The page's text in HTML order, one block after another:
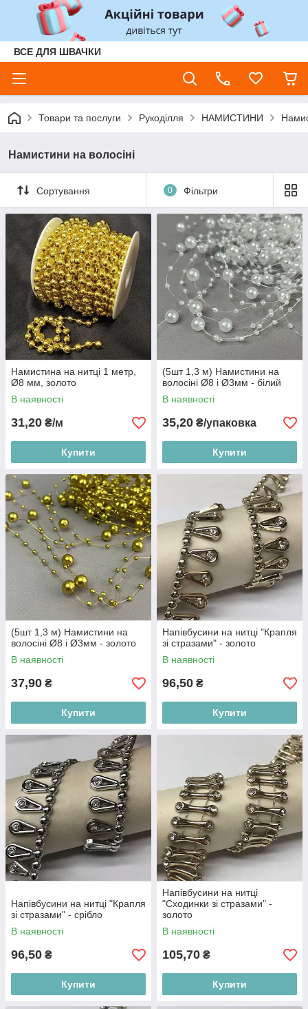
ВСЕ ДЛЯ ШВАЧКИ
Товари та послуги Рукоділля НАМИСТИНИ
Намистини на волосіні
Сортування 0 Фільтри
Намистина на нитці 1 метр,
Ø8 мм, золото
В наявності
31,20 ₴/м
Купити
(5шт 1,3 м) Намистини на
волосіні Ø8 і Ø3мм - білий
В наявності
35,20 ₴/упаковка
Купити
(5шт 1,3 м) Намистини на
волосіні Ø8 і Ø3мм - золото
В наявності
37,90 ₴
Купити
Напівбусини на нитці "Крапля
зі стразами" - золото
В наявності
96,50 ₴
Купити
Напівбусини на нитці "Крапля
зі стразами" - срібло
В наявності
96,50 ₴
Купити
Напівбусини на нитці
"Сходинки зі стразами" -
золото
В наявності
105,70 ₴
Купити